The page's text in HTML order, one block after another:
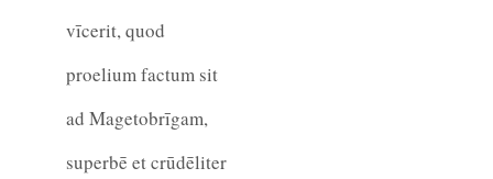
vīcerit, quod
proelium factum sit
ad Magetobrīgam,
superbē et crūdēliter